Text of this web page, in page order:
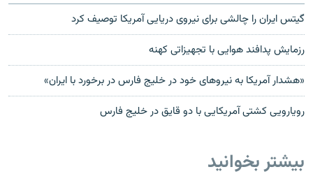
گیتس ایران را چالشى براى نیروى دریایى آمریکا توصیف کرد
رزمایش پدافند هوایی با تجهیزاتی کهنه
«هشدار آمریکا به نیروهای خود در خلیج فارس در برخورد با ایران»
رویارویی کشتی آمريکايی با دو قايق در خلیج فارس
بیشتر بخوانید